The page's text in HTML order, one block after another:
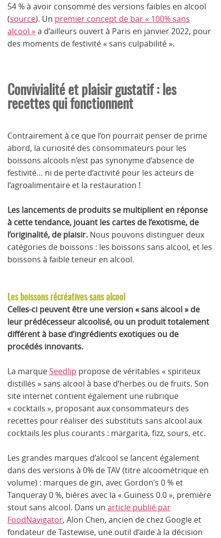
54 % à avoir consommé des versions faibles en alcool
(source). Un premier concept de bar « 100% sans
alcool »a d’ailleurs ouvert à Paris en janvier 2022, pour
des moments de festivité « sans culpabilité ».
Convivialité et plaisir gustatif : les
recettes qui fonctionnent
Contrairement à ce que l’on pourrait penser de prime
abord, la curiosité des consommateurs pour les
boissons alcools n’est pas synonyme d’absence de
festivité… ni de perte d’activité pour les acteurs de
l’agroalimentaire et la restauration !
Les lancements de produits se multiplient en réponse
à cette tendance, jouant les cartes de l’exotisme, de
l’originalité, de plaisir. Nous pouvons distinguer deux
catégories de boissons : les boissons sans alcool, et les
boissons à faible teneur en alcool.
Les boissons récréatives sans alcool
Celles-ci peuvent être une version « sans alcool » de
leur prédécesseur alcoolisé, ou un produit totalement
différent à base d’ingrédients exotiques ou de
procédés innovants.
La marqueSeedlip propose de véritables « spiriteux
distillés » sans alcool à base d’herbes ou de fruits. Son
site internet contient également une rubrique
« cocktails », proposant aux consommateurs des
recettes pour réaliser des substituts sans alcool aux
cocktails les plus courants : margarita, fizz, sours, etc.
Les grandes marques d’alcool se lancent également
dans des versions à 0% de TAV (titre alcoométrique en
volume) : marques de gin, avec Gordon’s 0 % et
Tanqueray 0 %, bières avec la « Guiness 0.0 », première
stout sans alcool. Dans un article publié par
FoodNavigator, Alon Chen, ancien de chez Google et
fondateur de Tastewise, une outil d’aide à la décision